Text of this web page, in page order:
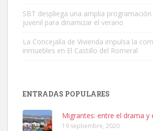
Leales.org » Gran Canaria
SBT despliega una amplia
juvenil para dinamizar el verano
La Concejalía de Vivienda impulsa la
inmuebles en El Castillo del Romeral
ENTRADAS POPULARES
Migrantes: entre el drama y
19 septiembre, 2020